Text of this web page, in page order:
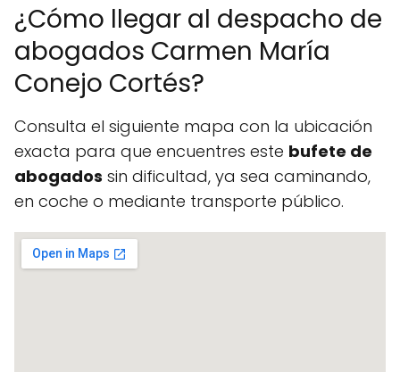
¿Cómo llegar al despacho de
abogados Carmen María
Conejo Cortés?
Consulta el siguiente mapa con la ubicación
exacta para que encuentres este bufete de
abogados sin dificultad, ya sea caminando,
en coche o mediante transporte público.